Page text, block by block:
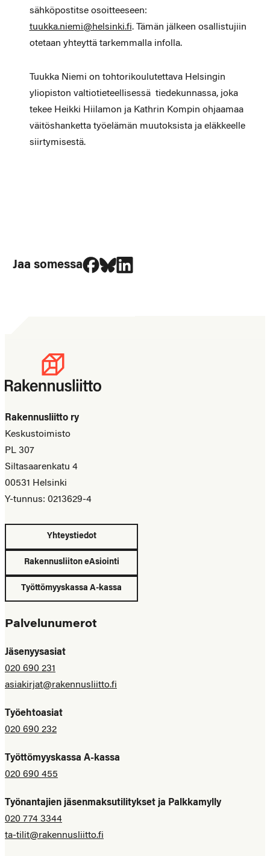
sähköpostitse osoitteeseen:
tuukka.niemi@helsinki.fi. Tämän jälkeen osallistujiin
otetaan yhteyttä tarkemmalla infolla.
Tuukka Niemi on tohtorikoulutettava Helsingin
yliopiston valtiotieteellisessä tiedekunnassa, joka
tekee Heikki Hiilamon ja Kathrin Kompin ohjaamaa
väitöshanketta työelämän muutoksista ja eläkkeelle
siirtymisestä.
Jaa somessa
Jaa Facebookissa
Jaa Blueskyssa
Jaa LinkedIn:ssä
Rakennusliitto ry
Keskustoimisto
PL 307
Siltasaarenkatu 4
00531 Helsinki
Y-tunnus: 0213629-4
Yhteystiedot
Rakennusliiton eAsiointi
Työttömyyskassa A-kassa
Palvelunumerot
Jäsenyysasiat
020 690 231
asiakirjat@rakennusliitto.fi
Työehtoasiat
020 690 232
Työttömyyskassa A-kassa
020 690 455
Työnantajien jäsenmaksutilitykset ja Palkkamylly
020 774 3344
ta-tilit@rakennusliitto.fi